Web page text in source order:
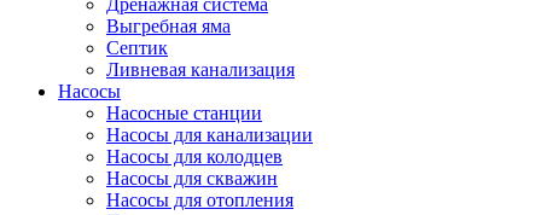
Дренажная система
Выгребная яма
Септик
Ливневая канализация
Насосы
Насосные станции
Насосы для канализации
Насосы для колодцев
Насосы для скважин
Насосы для отопления